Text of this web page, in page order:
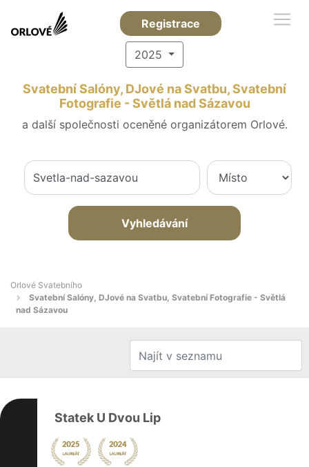
Registrace
2025
Svatební Salóny, DJové na Svatbu, Svatební
Fotografie - Světlá nad Sázavou
a další společnosti oceněné organizátorem Orlové.
Vyhledávání
Orlové Svatebního
Svatební Salóny, DJové na Svatbu, Svatební Fotografie - Světlá
nad Sázavou
Statek U Dvou Lip